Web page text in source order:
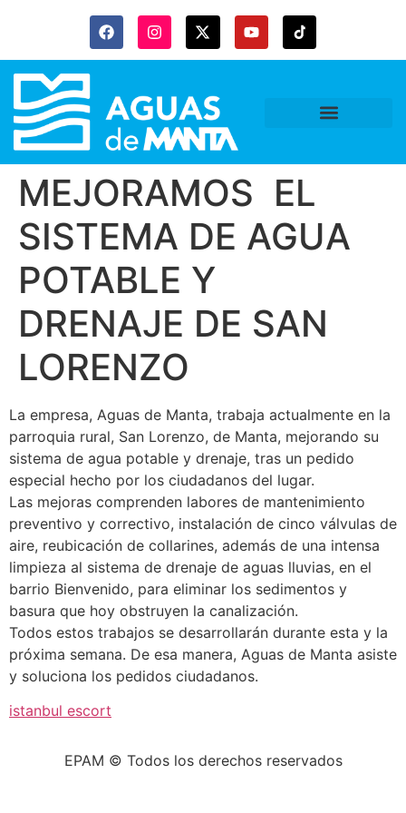
MEJORAMOS EL
SISTEMA DE AGUA
POTABLE Y
DRENAJE DE SAN
LORENZO
La empresa, Aguas de Manta, trabaja actualmente en la
parroquia rural, San Lorenzo, de Manta, mejorando su
sistema de agua potable y drenaje, tras un pedido
especial hecho por los ciudadanos del lugar.
Las mejoras comprenden labores de mantenimiento
preventivo y correctivo, instalación de cinco válvulas de
aire, reubicación de collarines, además de una intensa
limpieza al sistema de drenaje de aguas lluvias, en el
barrio Bienvenido, para eliminar los sedimentos y
basura que hoy obstruyen la canalización.
Todos estos trabajos se desarrollarán durante esta y la
próxima semana. De esa manera, Aguas de Manta asiste
y soluciona los pedidos ciudadanos.
istanbul escort
EPAM © Todos los derechos reservados